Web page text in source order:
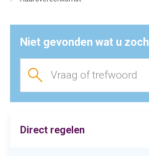
Niet gevonden wat u
Vraag of trefwoord
Direct regelen